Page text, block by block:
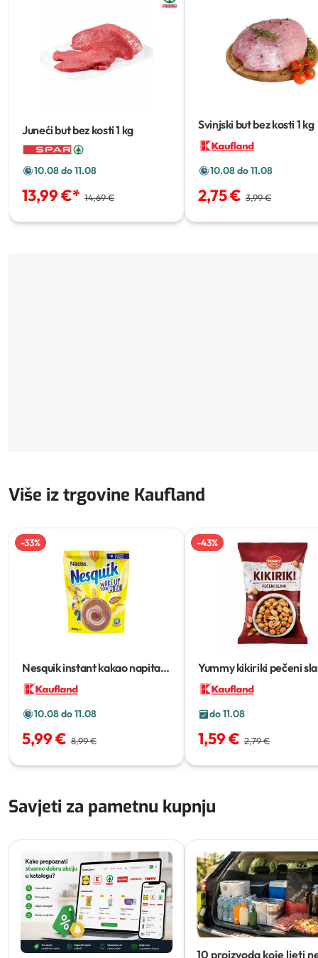
Juneći but bez kosti1 kg
10.08 do 11.08
13,99 €* 14,69 €
Svinjski but bez kosti 1 kg
10.08 do 11.08
2,75 € 3,99 €
Više iz trgovine Kaufland
-33%
Nesquik instant kakao napitak
800 g
10.08 do 11.08
5,99 € 8,99 €
-43%
Yummy kikiriki pečeni
500 g
do 11.08
1,59 € 2,79 €
Savjeti za pametnu kupnju
10 proizvoda koje ljeti